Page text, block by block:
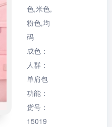
色,米色,
粉色,均
码
成色：
人群：
单肩包
功能：
货号：
15019